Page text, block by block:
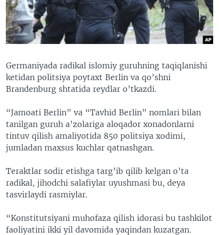
VIDEO
XABARLAR SURATLARDA
ODNOKLASSNIKI
TELEGRAM
TWITTER
SOUNDCLOUD
Germaniyada radikal islomiy guruhning taqiqlanishi
ketidan politsiya poytaxt Berlin va qo’shni
Brandenburg shtatida reydlar o’tkazdi.
“Jamoati Berlin” va “Tavhid Berlin” nomlari bilan
tanilgan guruh a’zolariga aloqador xonadonlarni
tintuv qilish amaliyotida 850 politsiya xodimi,
jumladan maxsus kuchlar qatnashgan.
Teraktlar sodir etishga targ’ib qilib kelgan o’ta
radikal, jihodchi salafiylar uyushmasi bu, deya
tasvirlaydi rasmiylar.
“Konstitutsiyani muhofaza qilish idorasi bu tashkilot
faoliyatini ikki yil davomida yaqindan kuzatgan.